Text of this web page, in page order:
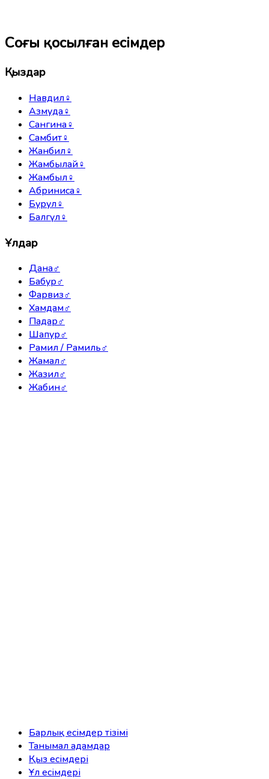
Соңғы қосылған есімдер
Қыздар
Навдил♀
Азмуда♀
Сангина♀
Самбит♀
Жанбил♀
Жамбылай♀
Жамбыл♀
Абриниса♀
Бурул♀
Балгүл♀
Ұлдар
Дана♂
Бабур♂
Фарвиз♂
Хамдам♂
Падар♂
Шапур♂
Рамил / Рамиль♂
Жамал♂
Жазил♂
Жабин♂
Барлық есімдер тізімі
Танымал адамдар
Қыз есімдері
Ұл есімдері